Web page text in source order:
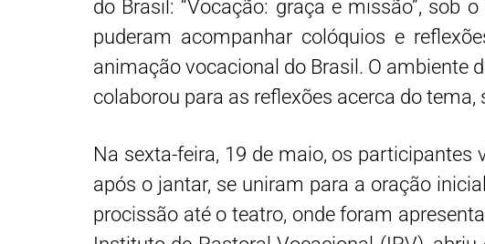
do Brasil: “Vocação: graça e missão”, sob
puderam acompanhar colóquios e
animação vocacional do Brasil. O ambiente
colaborou para as reflexões acerca do
Na sexta-feira, 19 de maio, os
após o jantar, se uniram para a oração
procissão até o teatro, onde foram